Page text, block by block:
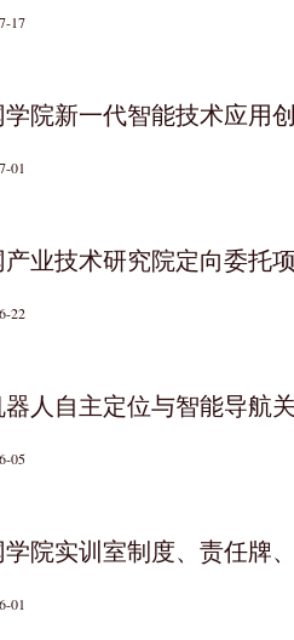
17
院新一代智能技术应用
01
业技术研究院定向委托
22
人自主定位与智能导航
05
院实训室制度、责任牌
01